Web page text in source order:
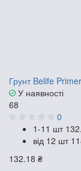
Грунт Belife
У наявності
68
0
1-11 шт
від 12 шт
132.18 ₴